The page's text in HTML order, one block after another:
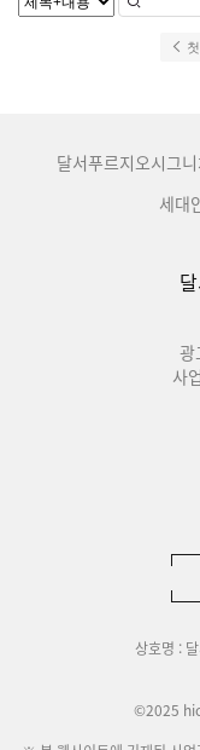
달서푸르지오시그니
세대
광
사
상호명 :
©2025